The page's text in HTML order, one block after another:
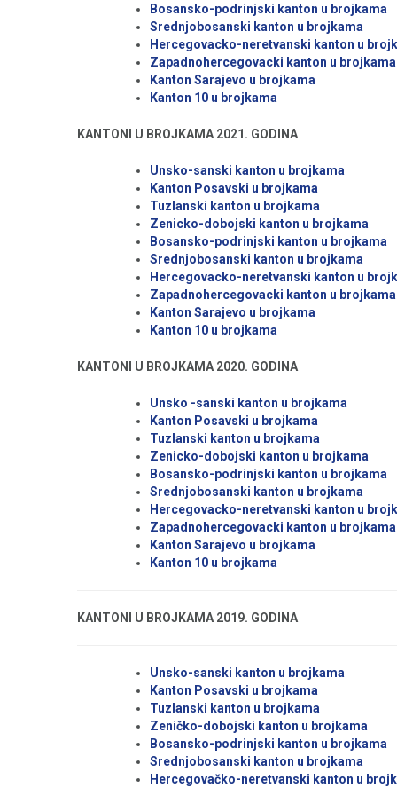
Bosansko-podrinjski kanton u brojkama
Srednjobosanski kanton u brojkama
Hercegovacko-neretvanski kanton u
Zapadnohercegovacki kanton u brojkama
Kanton Sarajevo u brojkama
Kanton 10 u brojkama
KANTONI U BROJKAMA 2021. GODINA
Unsko-sanski kanton u brojkama
Kanton Posavski u brojkama
Tuzlanski kanton u brojkama
Zenicko-dobojski kanton u brojkama
Bosansko-podrinjski kanton u brojkama
Srednjobosanski kanton u brojkama
Hercegovacko-neretvanski kanton u
Zapadnohercegovacki kanton u brojkama
Kanton Sarajevo u brojkama
Kanton 10 u brojkama
KANTONI U BROJKAMA 2020. GODINA
Unsko -sanski kanton u brojkama
Kanton Posavski u brojkama
Tuzlanski kanton u brojkama
Zenicko-dobojski kanton u brojkama
Bosansko-podrinjski kanton u brojkama
Srednjobosanski kanton u brojkama
Hercegovacko-neretvanski kanton u
Zapadnohercegovacki kanton u brojkama
Kanton Sarajevo u brojkama
Kanton 10 u brojkama
KANTONI U BROJKAMA 2019. GODINA
Unsko-sanski kanton u brojkama
Kanton Posavski u brojkama
Tuzlanski kanton u brojkama
Zeničko-dobojski kanton u brojkama
Bosansko-podrinjski kanton u brojkama
Srednjobosanski kanton u brojkama
Hercegovačko-neretvanski kanton u